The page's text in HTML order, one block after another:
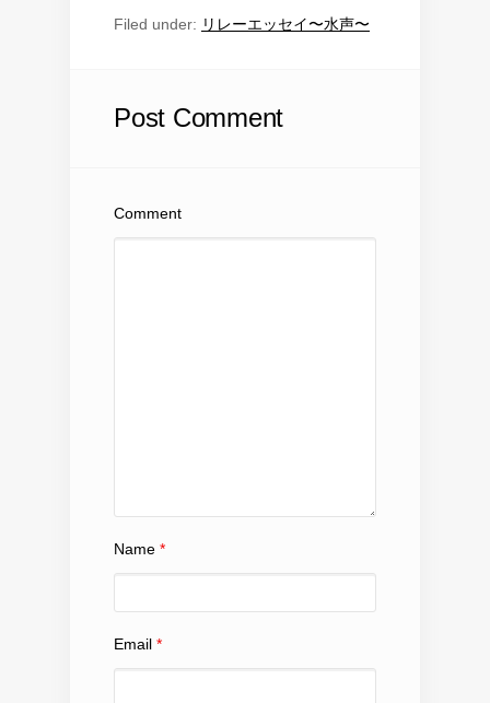
Filed under: リレーエッセイ〜水声〜
Post Comment
Comment
Name *
Email *